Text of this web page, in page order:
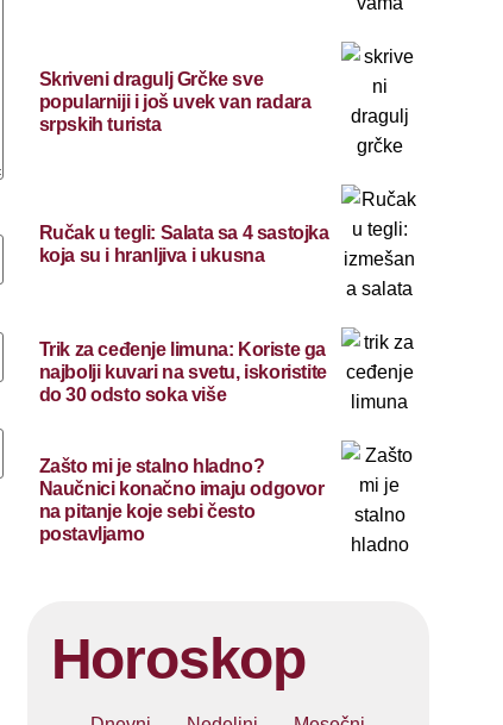
Skriveni dragulj Grčke sve
popularniji i još uvek van radara
srpskih turista
Ručak u tegli: Salata sa 4 sastojka
koja su i hranljiva i ukusna
Trik za ceđenje limuna: Koriste ga
najbolji kuvari na svetu, iskoristite
do 30 odsto soka više
Zašto mi je stalno hladno?
Naučnici konačno imaju odgovor
na pitanje koje sebi često
postavljamo
Horoskop